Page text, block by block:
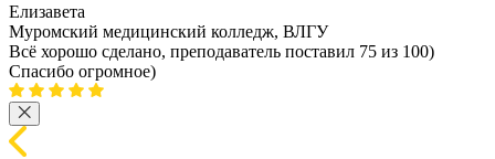
Елизавета
Муромский медицинский колледж, ВЛГУ
Всё хорошо сделано, преподаватель поставил 75 из 100)
Спасибо огромное)